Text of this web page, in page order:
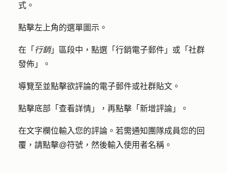
式 。
點擊左上角的選單圖示 。
在「 行銷」區段中，點選「 行銷電子郵件」或 「 社群
發佈 」。
導覽至並點擊欲評論的電子郵件或社群貼文 。
點擊底部「 查看詳情 」，再點擊「 新增評論 」。
在文字欄位輸入您的評論 。若需通知團隊成員您的回
覆，請點擊@符號，然後輸入使用者名稱 。